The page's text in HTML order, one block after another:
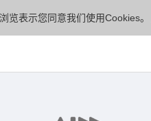
览表示您同意我们使用Cookies。